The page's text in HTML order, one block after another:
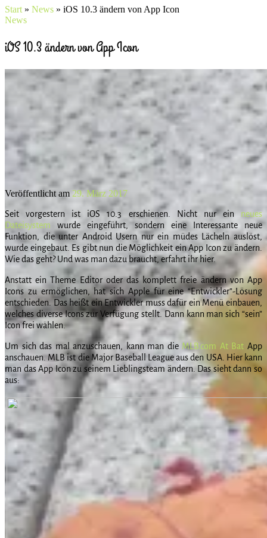
Start » News » iOS 10.3 ändern von App Icon
News
iOS 10.3 ändern von App Icon
Veröffentlicht am 29. März 2017
Seit vorgestern ist iOS 10.3 erschienen. Nicht nur einneues
Dateisystem wurde eingeführt, sondern eine Interessante neue
Funktion, die unter Android Usern nur ein müdes Lächeln auslöst,
wurde eingebaut. Es gibt nun die Möglichkeit ein App Icon zu ändern.
Wie das geht? Und was man dazu braucht, erfahrt ihr hier.
Anstatt ein Theme Editor oder das komplett freie ändern von App
Icons zu ermöglichen, hat sich Apple für eine “Entwickler”-Lösung
entschieden. Das heißt ein Entwickler muss dafür ein Menü einbauen,
welches diverse Icons zur Verfügung stellt. Dann kann man sich “sein”
Icon frei wählen.
Um sich das mal anzuschauen, kann man die MLB.com At Bat App
anschauen. MLB ist die Major Baseball League aus den USA. Hier kann
man das App Icon zu seinem Lieblingsteam ändern. Das sieht dann so
aus: